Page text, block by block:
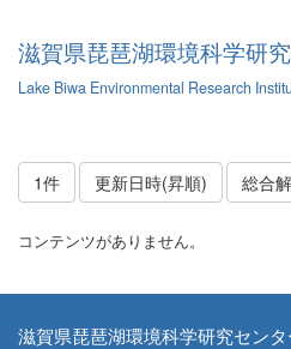
滋賀県琵琶湖環境科学研
Lake Biwa Environmental Research
1件 更新日時(昇順) 総合
コンテンツがありません。
滋賀県琵琶湖環境科学研究センタ